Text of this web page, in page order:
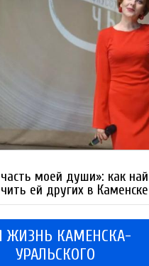
моей души»: как
ей других в Каменске
ЖИЗНЬ КАМЕНСКА-
УРАЛЬСКОГО